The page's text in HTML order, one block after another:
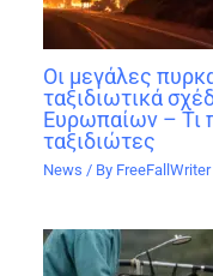
Οι μεγάλες
ταξιδιωτικά
Ευρωπαίων – Τι
ταξιδιώτες
News / By